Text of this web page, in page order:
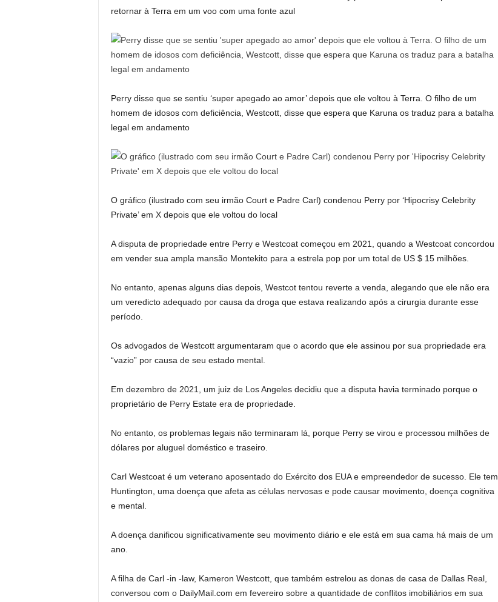
retornar à Terra em um voo com uma fonte azul
Perry disse que se sentiu ‘super apegado ao amor’ depois que ele voltou à Terra. O filho de um
homem de idosos com deficiência, Westcott, disse que espera que Karuna os traduz para a batalha
legal em andamento
O gráfico (ilustrado com seu irmão Court e Padre Carl) condenou Perry por ‘Hipocrisy Celebrity
Private’ em X depois que ele voltou do local
A disputa de propriedade entre Perry e Westcoat começou em 2021, quando a Westcoat concordou
em vender sua ampla mansão Montekito para a estrela pop por um total de US $ 15 milhões.
No entanto, apenas alguns dias depois, Westcot tentou reverte a venda, alegando que ele não era
um veredicto adequado por causa da droga que estava realizando após a cirurgia durante esse
período.
Os advogados de Westcott argumentaram que o acordo que ele assinou por sua propriedade era
“vazio” por causa de seu estado mental.
Em dezembro de 2021, um juiz de Los Angeles decidiu que a disputa havia terminado porque o
proprietário de Perry Estate era de propriedade.
No entanto, os problemas legais não terminaram lá, porque Perry se virou e processou milhões de
dólares por aluguel doméstico e traseiro.
Carl Westcoat é um veterano aposentado do Exército dos EUA e empreendedor de sucesso. Ele tem
Huntington, uma doença que afeta as células nervosas e pode causar movimento, doença cognitiva
e mental.
A doença danificou significativamente seu movimento diário e ele está em sua cama há mais de um
ano.
A filha de Carl -in -law, Kameron Westcott, que também estrelou as donas de casa de Dallas Real,
conversou com o DailyMail.com em fevereiro sobre a quantidade de conflitos imobiliários em sua